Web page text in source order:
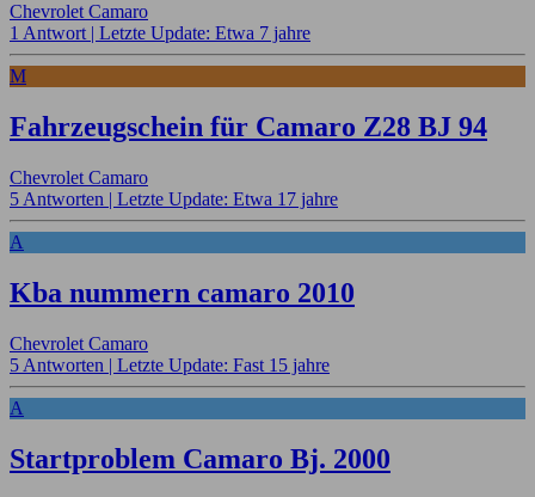
Chevrolet Camaro
1 Antwort | Letzte Update: Etwa 7 jahre
M
Fahrzeugschein für Camaro Z28 BJ 94
Chevrolet Camaro
5 Antworten | Letzte Update: Etwa 17 jahre
A
Kba nummern camaro 2010
Chevrolet Camaro
5 Antworten | Letzte Update: Fast 15 jahre
A
Startproblem Camaro Bj. 2000